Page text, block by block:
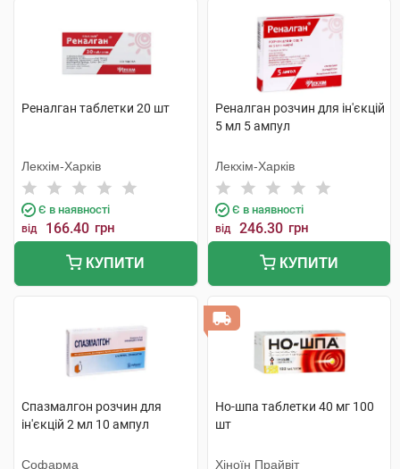
Реналган таблетки 20 шт
Лекхім-Харків
Є в наявності
від 166.40 грн
КУПИТИ
Реналган розчин для ін'єкцій
5 мл 5 ампул
Лекхім-Харків
Є в наявності
від 246.30 грн
КУПИТИ
Спазмалгон розчин для
ін'єкцій 2 мл 10 ампул
Софарма
Но-шпа таблетки 40 мг 100
шт
Хіноїн Прайвіт